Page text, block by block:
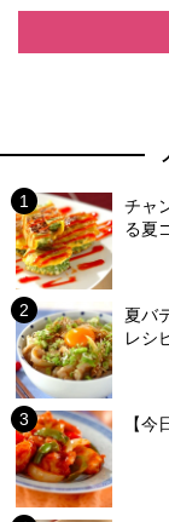
チャ
る夏
夏バ
レシ
【